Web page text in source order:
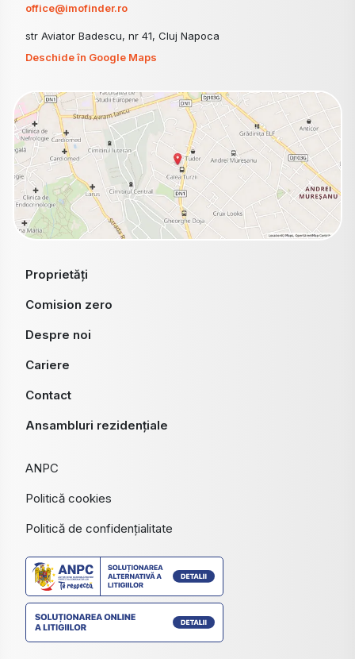
office@imofinder.ro
str Aviator Badescu, nr 41, Cluj Napoca
Deschide în Google Maps
Proprietăți
Comision zero
Despre noi
Cariere
Contact
Ansambluri rezidențiale
ANPC
Politică cookies
Politică de confidențialitate